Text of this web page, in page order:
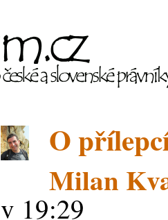
O
Milan
v 19:29